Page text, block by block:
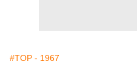
#TOP - 1967